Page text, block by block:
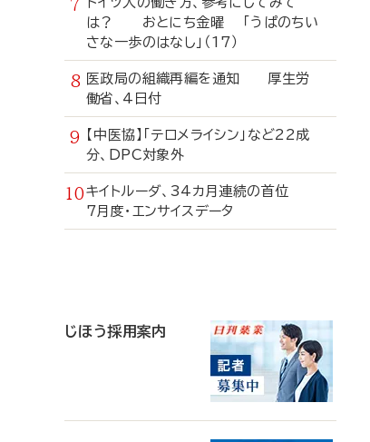
は？ おとにち金曜 「うぱのちい
さな一歩のはなし」（17）
医政局の組織再編を通知 厚生労
働省、4日付
【中医協】「テロメライシン」など22成
分、DPC対象外
キイトルーダ、34カ月連続の首位
7月度・エンサイスデータ
じほう採用案内